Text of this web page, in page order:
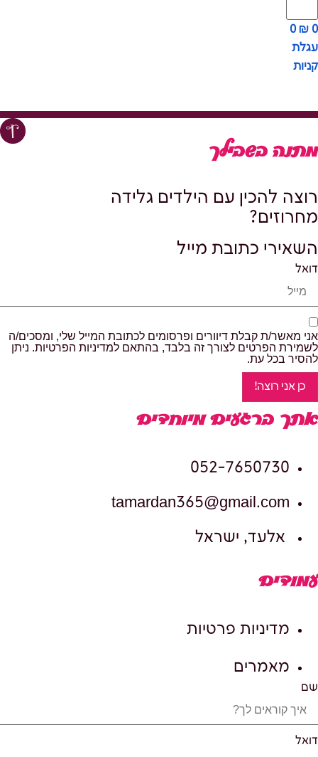
₪ 0
0
עגלת
קניות
מתנה בשבילך
רוצה להכין עם הילדים גלידה
מחרוזים?
השאירי כתובת מייל
דואל
אני מאשר/ת קבלת דיוורים ופרסומים לכתובת המייל שלי, ומסכים/ה
לשמירת הפרטים לצורך זה בלבד, בהתאם למדיניות הפרטיות. ניתן
להסיר בכל עת.
כן אני רוצה!
אתך ברגעים מיוחדים
052-7650730
tamardan365@gmail.com
אלעד, ישראל
עמודים
מדיניות פרטיות
מאמרים
שם
דואל